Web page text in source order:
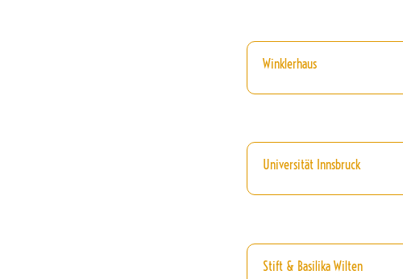
Winklerhaus
Universität Innsbruck
Stift & Basilika Wilten